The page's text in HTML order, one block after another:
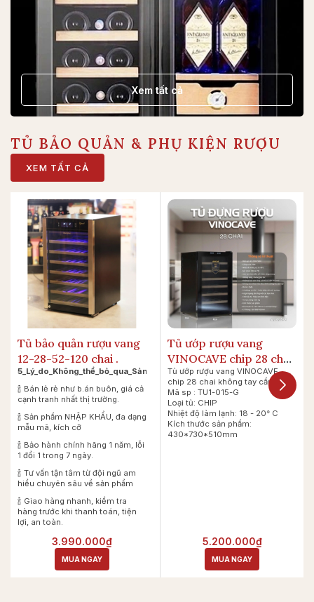
Xem tất cả
TỦ BẢO QUẢN & PHỤ KIỆN RƯỢU
XEM TẤT CẢ
Tủ bảo quản rượu vang
12-28-52-120 chai .
5_Lý_do_Không_thể_bỏ_qua_Sản_phẩm_của_chúng_tôi
🍾 Bán lẻ rẻ như b.án buôn, giá cả
cạnh tranh nhất thị trường.
🍾 Sản phẩm NHẬP KHẨU, đa dạng
mẫu mã, kích cỡ
🍾 Bảo hành chính hãng 1 năm, lỗi
1 đổi 1 trong 7 ngày.
🍾 Tư vấn tận tâm từ đội ngũ am
hiểu chuyên sâu về sản phẩm
🍾 Giao hàng nhanh, kiểm tra
hàng trước khi thanh toán, tiện
lợi, an toàn.
3.990.000₫
MUA NGAY
Tủ ướp rượu vang
VINOCAVE chip 28 chai
không tay
Tủ ướp rượu vang VINOCAVE
chip 28 chai không tay cầm
Mã sp : TU1-015-G
Loại tủ: CHIP
Nhiệt độ làm lạnh: 18 - 20° C
Kích thước sản phẩm:
430*730*510mm
5.200.000₫
MUA NGAY